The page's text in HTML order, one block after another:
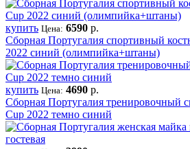
купить Цена: 6590 р.
Сборная Португалия спортивный
2022 синий (олимпийка+штаны)
купить Цена: 4690 р.
Сборная Португалия тренировочный
Cup 2022 темно синий